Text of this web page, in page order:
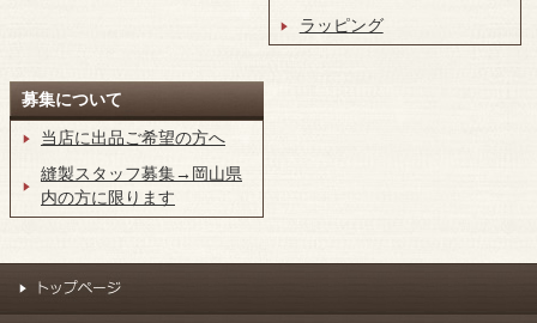
ラッピング
募集について
当店に出品ご希望の方へ
縫製スタッフ募集→岡山県
内の方に限ります